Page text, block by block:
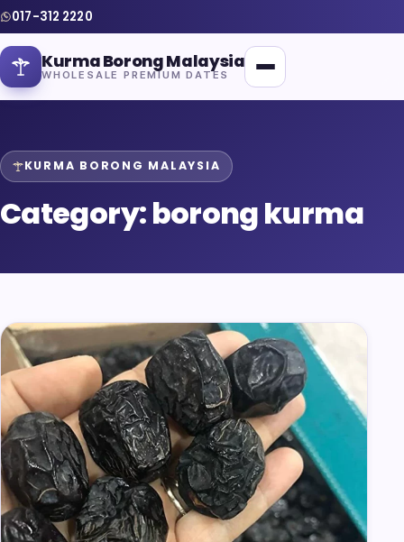
017-312 2220
Kurma Borong Malaysia
WHOLESALE PREMIUM DATES
Home
KURMA BORONG MALAYSIA
Category:borong kurma